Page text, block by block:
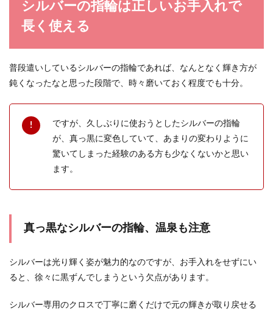
シルバーの指輪は正しいお手入れで
長く使える
普段遣いしているシルバーの指輪であれば、なんとなく輝き方が
鈍くなったなと思った段階で、時々磨いておく程度でも十分。
ですが、久しぶりに使おうとしたシルバーの指輪
が、真っ黒に変色していて、あまりの変わりように
驚いてしまった経験のある方も少なくないかと思い
ます。
真っ黒なシルバーの指輪、温泉も注意
シルバーは光り輝く姿が魅力的なのですが、お手入れをせずにい
ると、徐々に黒ずんでしまうという欠点があります。
シルバー専用のクロスで丁寧に磨くだけで元の輝きが取り戻せる